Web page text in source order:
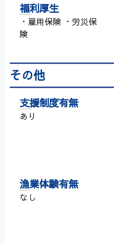
福利厚生
・雇用保険 ・労災保
険
その他
支援制度有無
あり
漁業体験有無
なし